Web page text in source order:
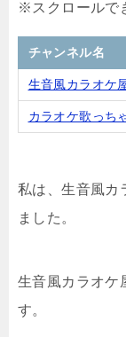
チャンネル名
生音風カラオケ
カラオケ歌っち
私は、生音風カ
ました。
生音風カラオケ
す。